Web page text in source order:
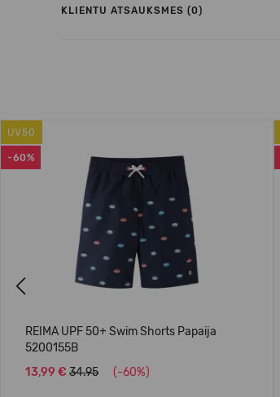
KLIENTU ATSAUKSMES (0)
-60%
UV50
REIMA UPF 50+ Swim Shorts Papaija
5200155B
13,99 € 34.95 (-60%)